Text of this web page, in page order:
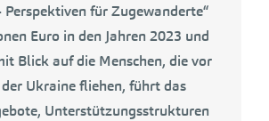
für Zugewanderte“
Euro in den Jahren 2023 und
Blick auf die Menschen, die vor
Ukraine fliehen, führt das
Unterstützungsstrukturen